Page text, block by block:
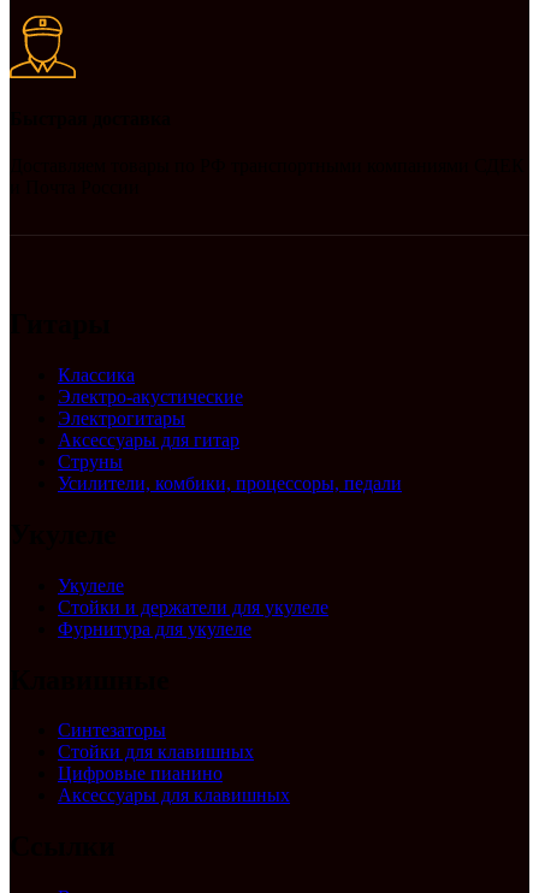
Классика
Электро-акустические
Электрогитары
Аксессуары для гитар
Струны
Усилители, комбики, процессоры, педали
Укулеле
Стойки и держатели для укулеле
Фурнитура для укулеле
Синтезаторы
Стойки для клавишных
Цифровые пианино
Аксессуары для клавишных